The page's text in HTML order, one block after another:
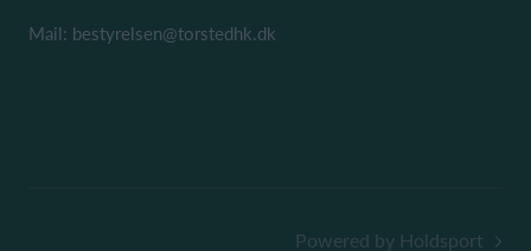
Mail: bestyrelsen@torstedhk.dk
Powered by Holdsport